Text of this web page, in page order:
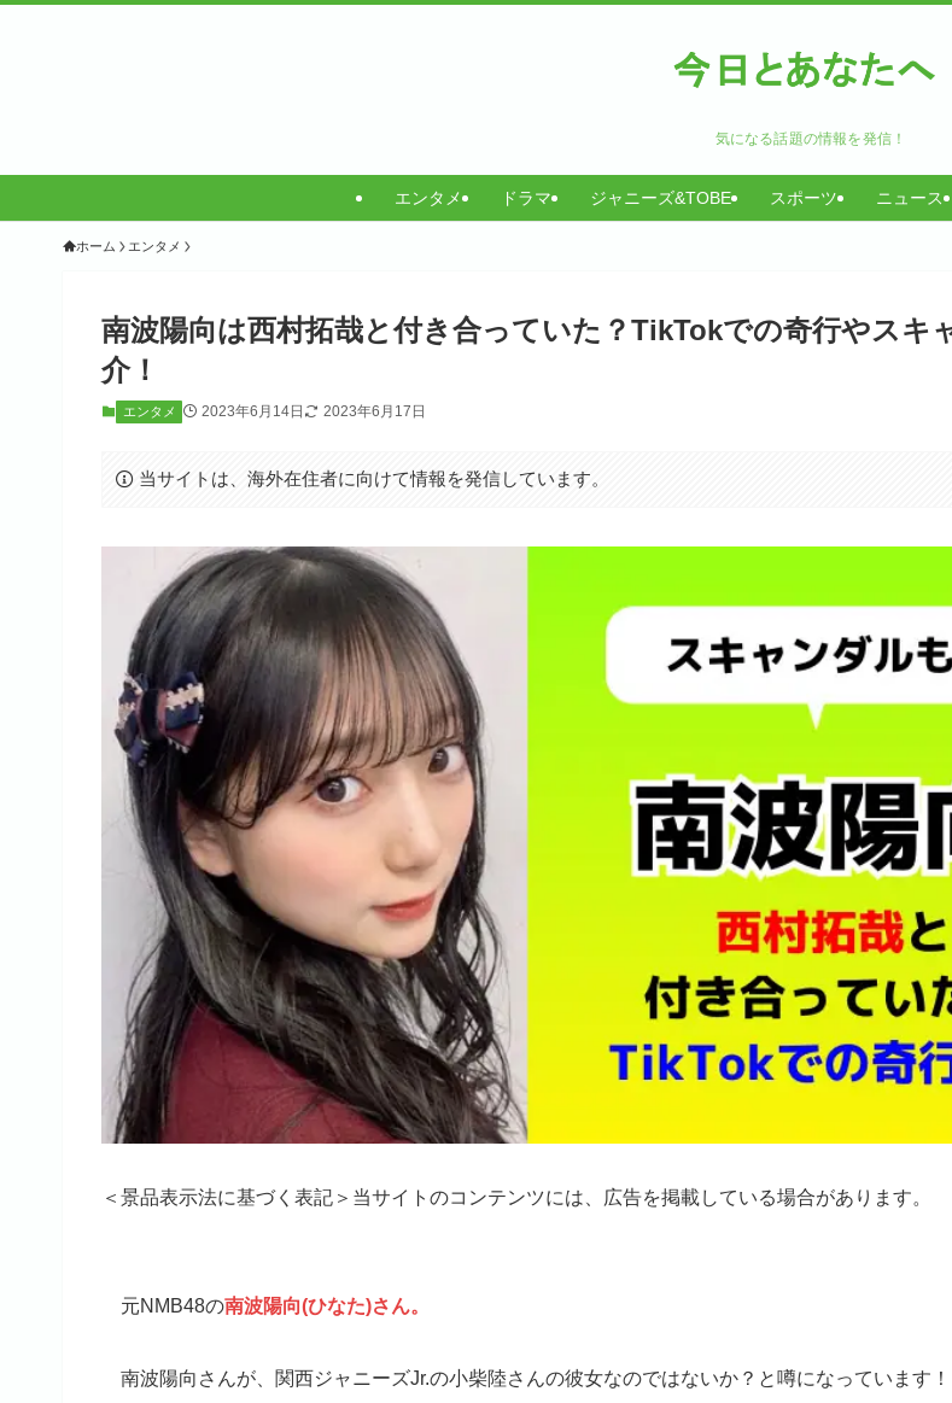
気になる話題の情報を発信！
エンタメ ドラマ ジャニーズ&TOBE スポーツ ニュース
ホーム エンタメ
南波陽向は西村拓哉と付き合っていた？TikTokでの奇行やスキ
介！
エンタメ 2023年6月14日 2023年6月17日
当サイトは、海外在住者に向けて情報を発信しています。
＜景品表示法に基づく表記＞当サイトのコンテンツには、広告を掲載している場合があります。
元NMB48の南波陽向(ひなた)さん。
南波陽向さんが、関西ジャニーズJr.の小柴陸さんの彼女なのではないか？と噂になっています！